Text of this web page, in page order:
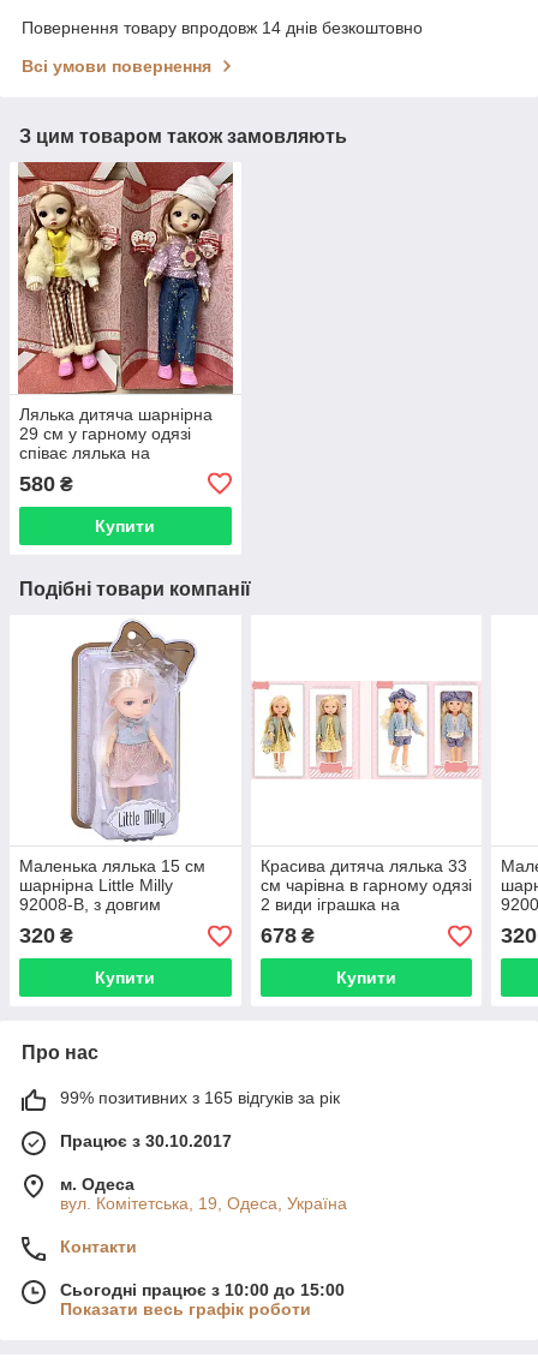
Повернення товару впродовж 14 днів безкоштовно
Всі умови повернення
З цим товаром також замовляють
Лялька дитяча шарнірна
29 см у гарному одязі
співає лялька на
580 ₴
Купити
Подібні товари компанії
Маленька лялька 15 см
шарнірна Little Milly
92008-В, з довгим
волоссям, у блістері
320 ₴
Купити
Красива дитяча лялька 33
см чарівна в гарному одязі
2 види іграшка на
подарунок 91016-A/C
678₴
Купити
320
Про нас
99% позитивних з 165 відгуків за рік
Працює з 30.10.2017
м. Одеса
вул. Комітетська, 19, Одеса, Україна
Контакти
Сьогодні працює з 10:00 до 15:00
Показати весь графік роботи